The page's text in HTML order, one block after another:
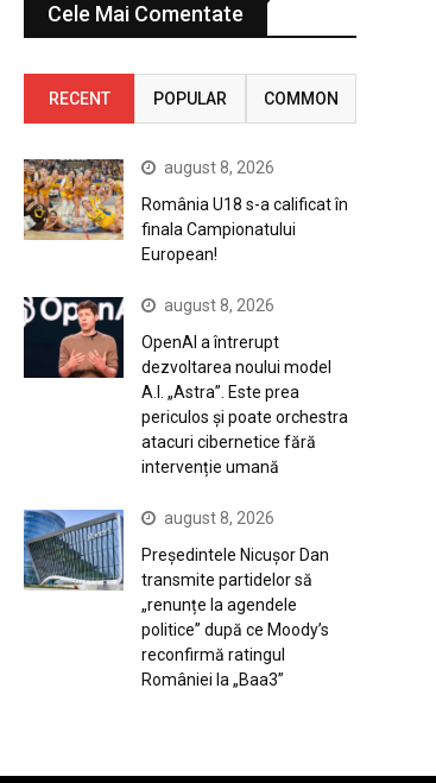
Cele Mai Comentate
RECENT POPULAR COMMON
august 8, 2026
România U18 s-a calificat în
finala Campionatului
European!
august 8, 2026
OpenAI a întrerupt
dezvoltarea noului model
A.I. „Astra”. Este prea
periculos și poate orchestra
atacuri cibernetice fără
intervenție umană
august 8, 2026
Președintele Nicușor Dan
transmite partidelor să
„renunțe la agendele
politice” după ce Moody’s
reconfirmă ratingul
României la „Baa3”